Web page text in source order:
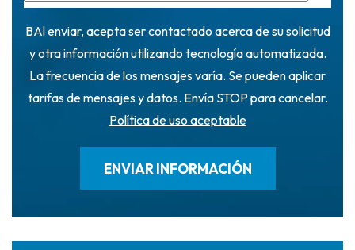
BAl enviar, acepta ser contactado acerca de su solicitud
y otra información utilizando tecnología automatizada.
La frecuencia de los mensajes varía. Se pueden aplicar
tarifas de mensajes y datos. Envía STOP para cancelar.
Política de uso aceptable